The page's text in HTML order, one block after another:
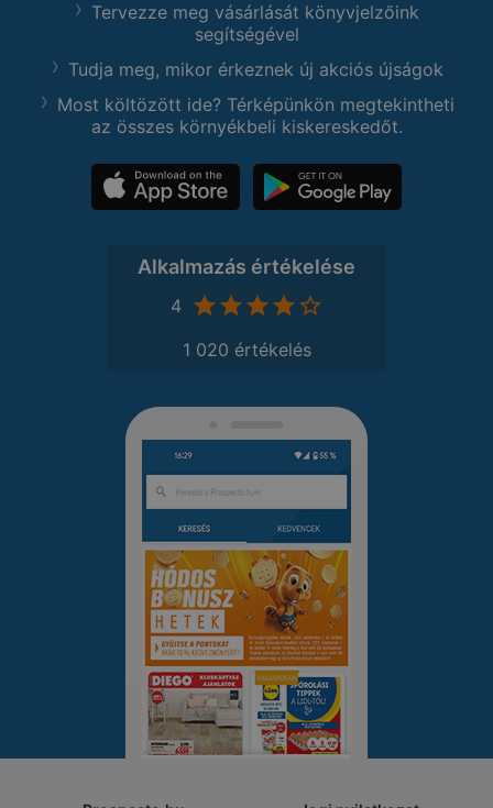
Tervezze meg vásárlását könyvjelzőink
segítségével
Tudja meg, mikor érkeznek új akciós újságok
Most költözött ide? Térképünkön megtekintheti
az összes környékbeli kiskereskedőt.
Alkalmazás értékelése
4
1 020 értékelés